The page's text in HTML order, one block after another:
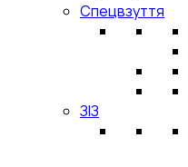
Спецвзуття
ЗІЗ